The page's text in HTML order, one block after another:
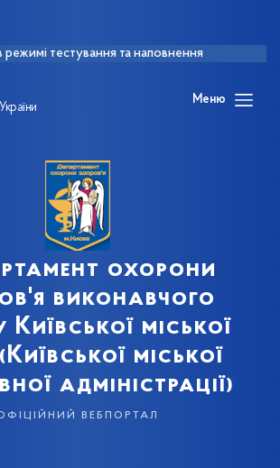
режимі тестування та наповнення
Меню
охорони
виконавчого
Київської міської
міської
адміністрації)
вебпортал